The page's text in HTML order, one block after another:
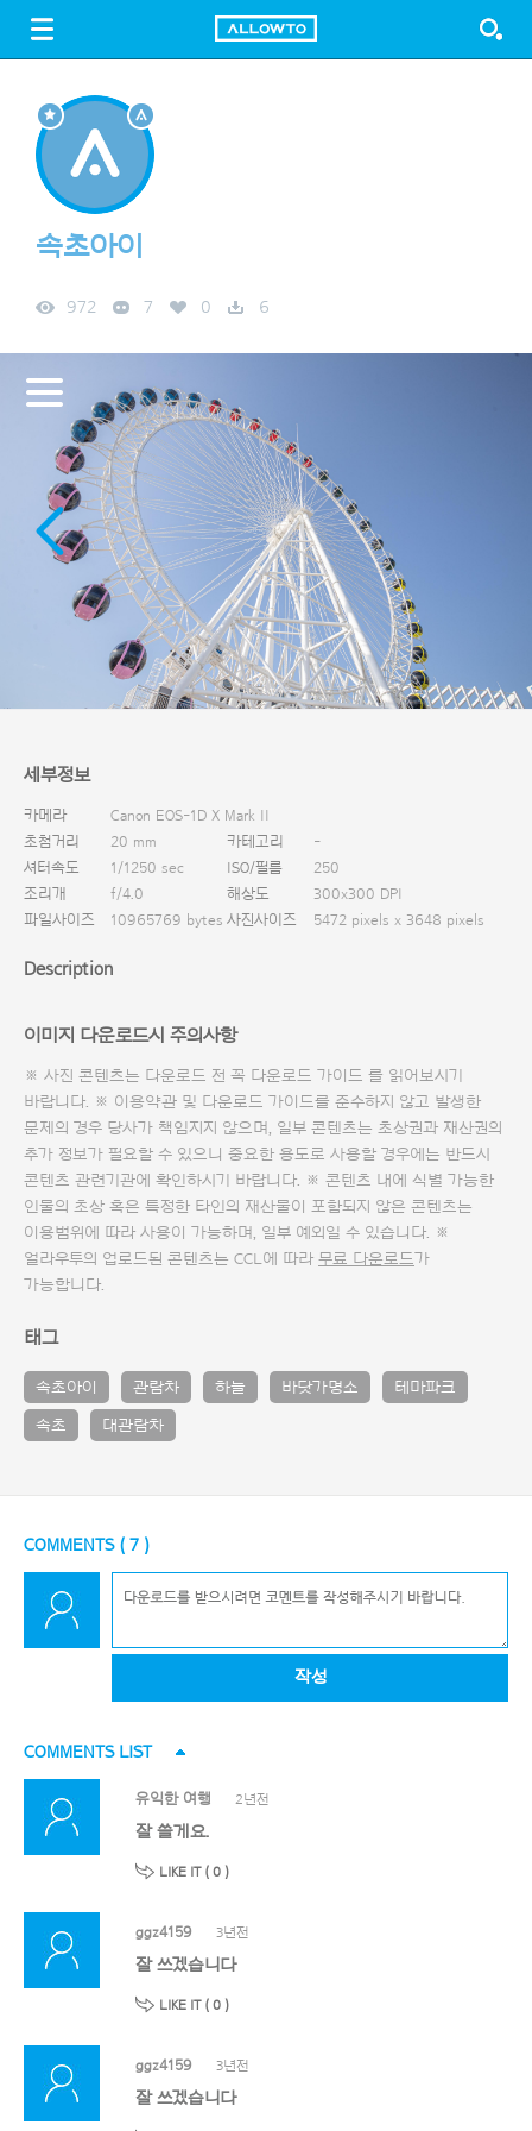
FREE DOWNLOAD
속초아이
972 7 0 6
세부정보
카메라
Canon EOS-1D X Mark II
초첨거리
20 mm 카테고리
-
셔터속도
1/1250 sec ISO/필름
250
조리개
f/4.0 해상도
300x300 DPI
파일사이즈
10965769 bytes 사진사이즈 5472 pixels x 3648 pixels
Description
이미지 다운로드시 주의사항
※ 사진 콘텐츠는 다운로드 전 꼭 다운로드 가이드 를 읽어보시기
바랍니다. ※ 이용약관 및 다운로드 가이드를 준수하지 않고 발생한
문제의 경우 당사가 책임지지 않으며, 일부 콘텐츠는 초상권과 재산권의
추가 정보가 필요할 수 있으니 중요한 용도로 사용할 경우에는 반드시
콘텐츠 관련기관에 확인하시기 바랍니다. ※ 콘텐츠 내에 식별 가능한
인물의 초상 혹은 특정한 타인의 재산물이 포함되지 않은 콘텐츠는
이용범위에 따라 사용이 가능하며, 일부 예외일 수 있습니다. ※
얼라우투의 업로드된 콘텐츠는 CCL에 따라 무료 다운로드가
가능합니다.
태그
속초아이 관람차 하늘 바닷가명소 테마파크
속초 대관람차
COMMENTS ( 7 )
작성
COMMENTS LIST
유익한 여행 2년전
잘 쓸게요.
LIKE IT ( 0 )
ggz4159 3년전
잘 쓰겠습니다
LIKE IT ( 0 )
ggz4159 3년전
잘 쓰겠습니다